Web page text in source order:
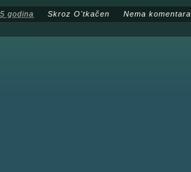
godina Skroz O'tkačen Nema komentara